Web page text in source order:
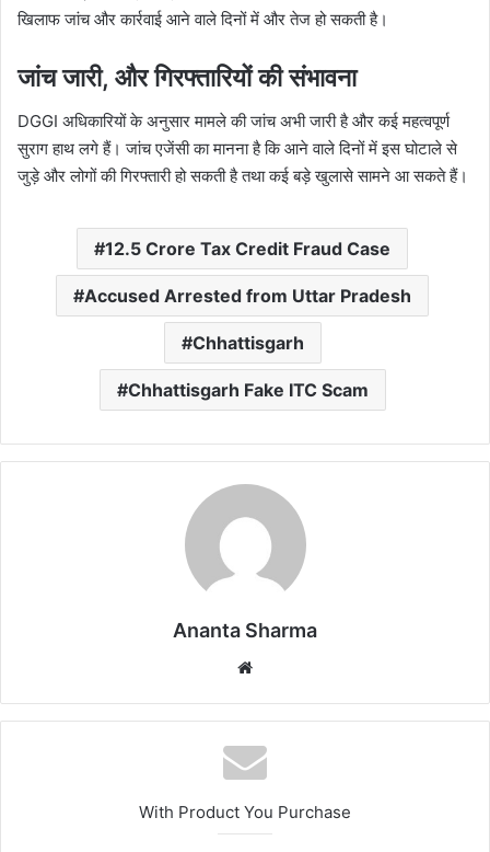
खिलाफ जांच और कार्रवाई आने वाले दिनों में और तेज हो सकती है।
जांच जारी, और गिरफ्तारियों की संभावना
DGGI अधिकारियों के अनुसार मामले की जांच अभी जारी है और कई महत्वपूर्ण
सुराग हाथ लगे हैं। जांच एजेंसी का मानना है कि आने वाले दिनों में इस घोटाले से
जुड़े और लोगों की गिरफ्तारी हो सकती है तथा कई बड़े खुलासे सामने आ सकते हैं।
12.5 Crore Tax Credit Fraud Case
Accused Arrested from Uttar Pradesh
Chhattisgarh
Chhattisgarh Fake ITC Scam
Ananta Sharma
With Product You Purchase